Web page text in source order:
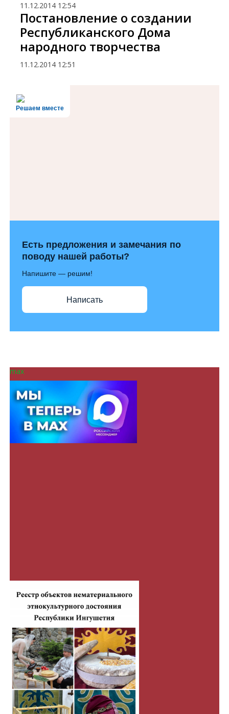
11.12.2014 12:54
Постановление о создании
Республиканского Дома
народного творчества
11.12.2014 12:51
Решаем вместе
Есть предложения и замечания по
поводу нашей работы?
Напишите — решим!
Написать
max